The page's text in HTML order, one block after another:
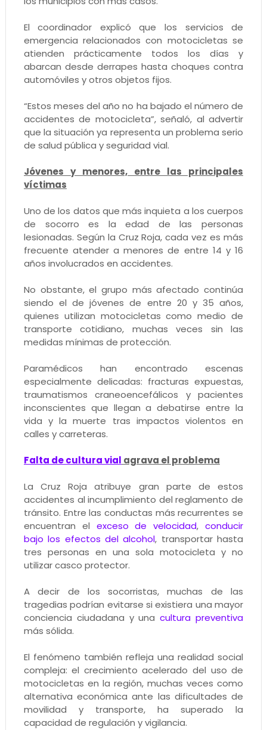
El coordinador explicó que los servicios de
emergencia relacionados con motocicletas se
atienden prácticamente todos los días y
abarcan desde derrapes hasta choques contra
automóviles y otros objetos fijos.
“Estos meses del año no ha bajado el número de
accidentes de motocicleta”, señaló, al advertir
que la situación ya representa un problema serio
de salud pública y seguridad vial.
Jóvenes y menores, entre las principales
víctimas
Uno de los datos que más inquieta a los cuerpos
de socorro es la edad de las personas
lesionadas. Según la Cruz Roja, cada vez es más
frecuente atender a menores de entre 14 y 16
años involucrados en accidentes.
No obstante, el grupo más afectado continúa
siendo el de jóvenes de entre 20 y 35 años,
quienes utilizan motocicletas como medio de
transporte cotidiano, muchas veces sin las
medidas mínimas de protección.
Paramédicos han encontrado escenas
especialmente delicadas: fracturas expuestas,
traumatismos craneoencefálicos y pacientes
inconscientes que llegan a debatirse entre la
vida y la muerte tras impactos violentos en
calles y carreteras.
Falta de cultura vial agrava el problema
La Cruz Roja atribuye gran parte de estos
accidentes al incumplimiento del reglamento de
tránsito. Entre las conductas más recurrentes se
encuentran el exceso de velocidad,conducir
bajo los efectos del alcohol, transportar hasta
tres personas en una sola motocicleta y no
utilizar casco protector.
A decir de los socorristas, muchas de las
tragedias podrían evitarse si existiera una mayor
conciencia ciudadana y unacultura preventiva
más sólida.
El fenómeno también refleja una realidad social
compleja: el crecimiento acelerado del uso de
motocicletas en la región, muchas veces como
alternativa económica ante las dificultades de
movilidad y transporte, ha superado la
capacidad de regulación y vigilancia.